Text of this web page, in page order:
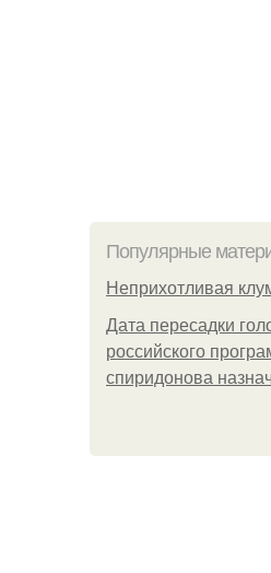
Популярные
Неприхотливая
Дата пересадки
российского
спиридонова